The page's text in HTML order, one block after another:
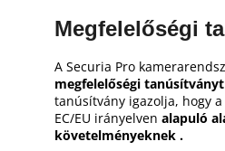
Megfelelőségi
A Securia Pro
megfelelőségi tanúsítványt
tanúsítvány igazolja, hogy
EC/EU irányelven alapuló
követelményeknek .